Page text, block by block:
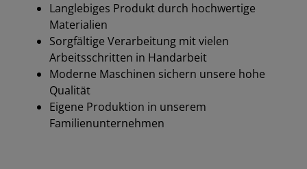
Langlebiges Produkt durch hochwertige
Materialien
Sorgfältige Verarbeitung mit vielen
Arbeitsschritten in Handarbeit
Moderne Maschinen sichern unsere hohe
Qualität
Eigene Produktion in unserem
Familienunternehmen